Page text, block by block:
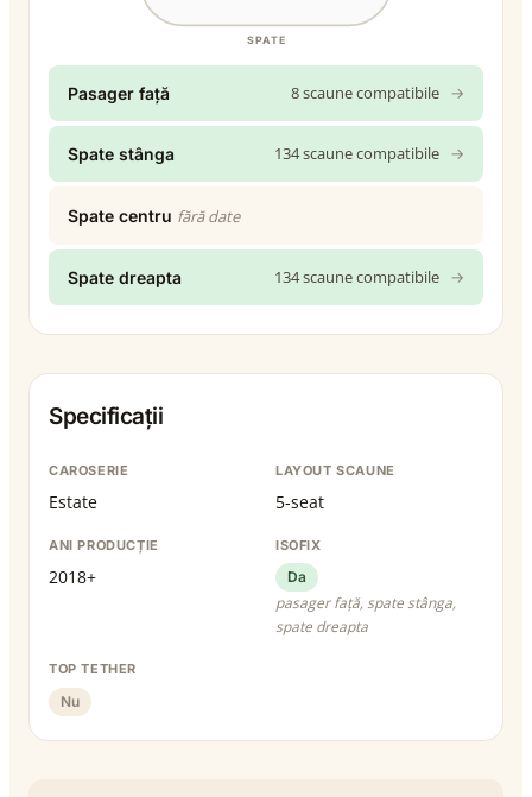
SPATE
Pasager față 8 scaune compatibile →
Spate stânga 134 scaune compatibile →
Spate centru fără date
Spate dreapta 134 scaune compatibile →
Specificații
CAROSERIE
Estate
LAYOUT SCAUNE
5-seat
ANI PRODUCȚIE
2018+
ISOFIX
Da
pasager față, spate stânga,
spate dreapta
TOP TETHER
Nu